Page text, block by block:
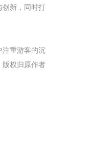
创新，同时打
注重游客的沉
版权归原作者